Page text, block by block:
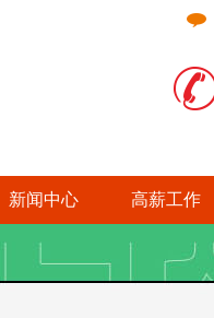
新闻中心 高薪工作